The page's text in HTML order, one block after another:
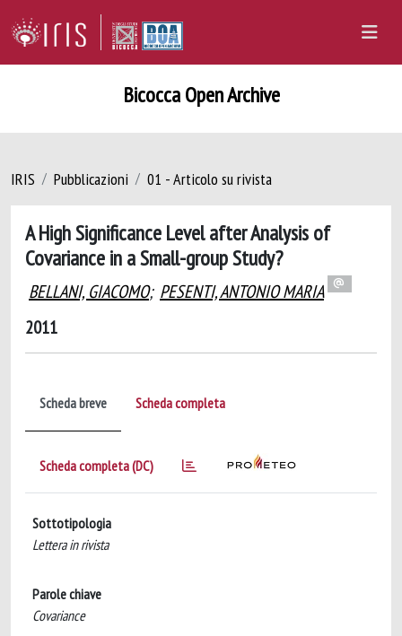
Bicocca Open Archive
IRIS Pubblicazioni 01 - Articolo su rivista
A High Significance Level after Analysis of
Covariance in a Small-group Study?
BELLANI, GIACOMO; PESENTI, ANTONIO MARIA
2011
Scheda breve Scheda completa
Scheda completa (DC)
Sottotipologia
Lettera in rivista
Parole chiave
Covariance